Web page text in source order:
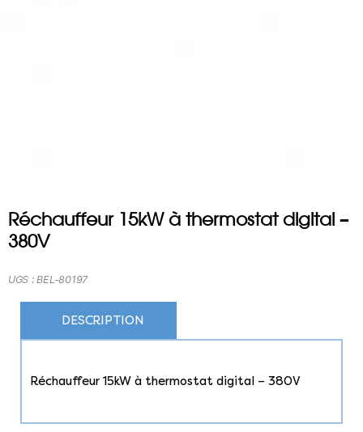
Réchauffeur 15kW à thermostat digital –
380V
UGS :BEL-80197
DESCRIPTION
Réchauffeur 15kW à thermostat digital – 380V